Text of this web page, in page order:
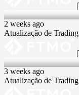
|
23 Jul 2026
2 weeks ago
Atualização de
|
16 Jul 2026
3 weeks ago
Atualização de